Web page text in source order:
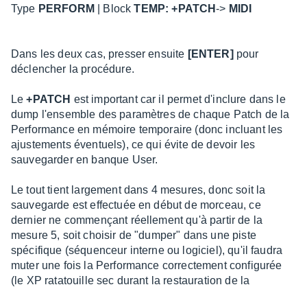
Type PERFORM | BlockTEMP: +PATCH-> MIDI
Dans les deux cas, presser ensuite [ENTER] pour
déclencher la procédure.
Le+PATCH est important car il permet d'inclure dans le
dump l'ensemble des paramètres de chaque Patch de la
Performance en mémoire temporaire (donc incluant les
ajustements éventuels), ce qui évite de devoir les
sauvegarder en banque User.
Le tout tient largement dans 4 mesures, donc soit la
sauvegarde est effectuée en début de morceau, ce
dernier ne commençant réellement qu'à partir de la
mesure 5, soit choisir de "dumper" dans une piste
spécifique (séquenceur interne ou logiciel), qu'il faudra
muter une fois la Performance correctement configurée
(le XP ratatouille sec durant la restauration de la